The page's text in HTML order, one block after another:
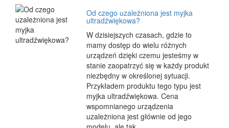
Od czego uzależniona jest myjka
ultradźwiękowa?
W dzisiejszych czasach, gdzie to
mamy dostęp do wielu różnych
urządzeń dzięki czemu jesteśmy w
stanie zaopatrzyć się w każdy produkt
niezbędny w określonej sytuacji.
Przykładem produktu tego typu jest
myjka ultradźwiękowa. Cena
wspomnianego urządzenia
uzależniona jest głównie od jego